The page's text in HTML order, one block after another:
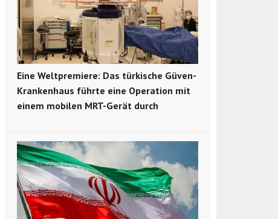
Eine Weltpremiere: Das türkische Güven-
Krankenhaus führte eine Operation mit
einem mobilen MRT-Gerät durch